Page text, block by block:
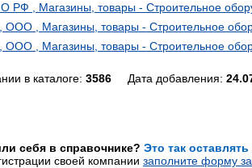
, Магазины, товары - Строительное
ООО , Магазины, товары - Строительное
ООО , Магазины, товары - Строительное
в каталоге: 3586 Дата добавления:
себя в справочнике? Это так
своей компании заполните форму